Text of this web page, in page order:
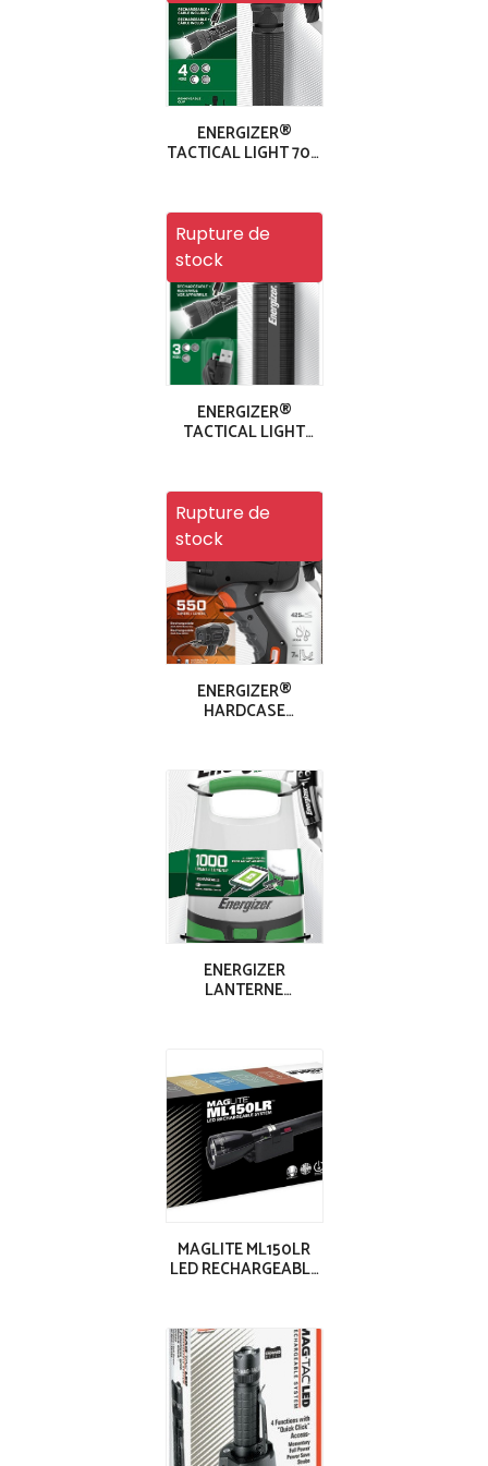
ENERGIZER®
TACTICAL LIGHT 700
Rupture de
stock
ENERGIZER®
TACTICAL LIGHT
Rupture de
stock
ENERGIZER®
HARDCASE
ENERGIZER
LANTERNE
MAGLITE ML150LR
LED RECHARGEABLE